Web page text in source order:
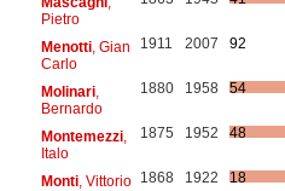
Pietro
Menotti, Gian
Carlo
1911 2007 92
Molinari,
Bernardo
1880 1958 54
Montemezzi,
Italo
1875 1952 48
Monti, Vittorio 1868 1922
18